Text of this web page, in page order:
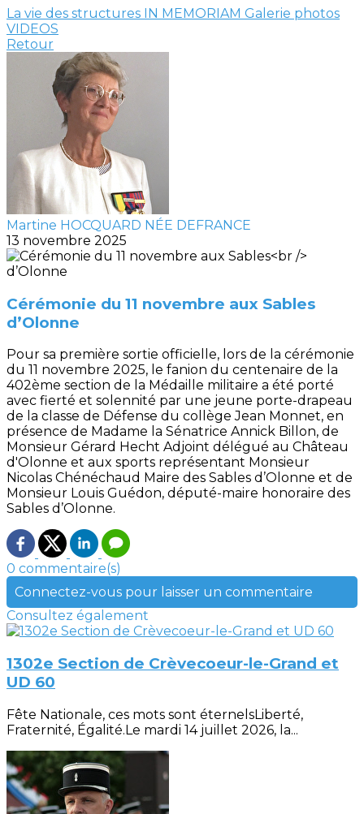
La vie des structures IN MEMORIAM Galerie photos
VIDEOS
Retour
Martine HOCQUARD NÉE DEFRANCE
13 novembre 2025
Cérémonie du 11 novembre aux Sables
d’Olonne
Pour sa première sortie officielle, lors de la cérémonie
du 11 novembre 2025, le fanion du centenaire de la
402ème section de la Médaille militaire a été porté
avec fierté et solennité par une jeune porte-drapeau
de la classe de Défense du collège Jean Monnet, en
présence de Madame la Sénatrice Annick Billon, de
Monsieur Gérard Hecht Adjoint délégué au Château
d'Olonne et aux sports représentant Monsieur
Nicolas Chénéchaud Maire des Sables d’Olonne et de
Monsieur Louis Guédon, député-maire honoraire des
Sables d’Olonne.
0 commentaire(s)
Connectez-vous pour laisser un commentaire
Consultez également
1302e Section de Crèvecoeur-le-Grand et
UD 60
Fête Nationale, ces mots sont éternelsLiberté,
Fraternité, Égalité.Le mardi 14 juillet 2026, la...